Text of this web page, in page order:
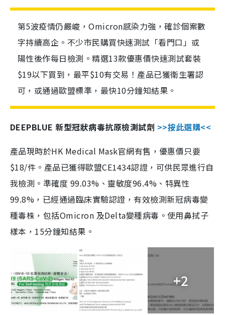
第5波疫情仍嚴峻，Omicron感染力強，確診個案數
字持續高企。不少市民購買快速測試「看門口」或
陽性後作每日檢測。精選13款優惠價快速測試套裝
$19以下買到，最平$10有交易！產品已獲衛生署認
可，或通過歐盟標準，最快10分鐘知結果。
DEEPBLUE 新型冠狀病毒抗原檢測試劑 >>按此選購<<
產品現時於HK Medical Mask官網有售，優惠價只要
$18/件。產品已獲得歐盟CE1434認證，可供民眾進行自
我檢測。準確度 99.03%、靈敏度96.4%、特異性
99.8%，已經通過臨床實驗認證，有效檢測新冠病毒變
種毒株，包括Omicron 及Delta變種病毒。使用鼻拭子
樣本，15分鐘知結果。
+2